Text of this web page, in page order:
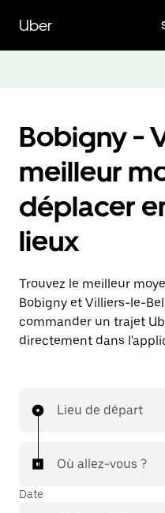
contenu
principal
Uber
Bobigny -
meilleur
déplacer
lieux
Trouvez le meilleur
Bobigny et Villiers-le-
commander un trajet
directement dans
Lieu de départ
Où allez-vous ?
Date